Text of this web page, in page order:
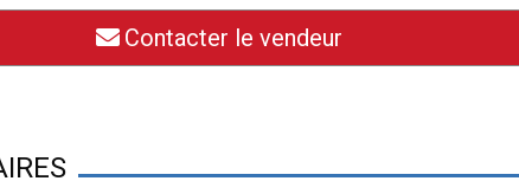
Contacter le vendeur